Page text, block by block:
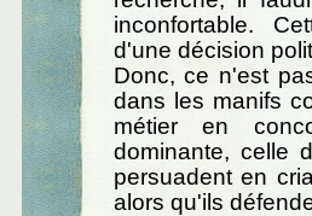
inconfortable.
d'une décision
Donc, ce n'est
dans les manifs
métier en
dominante, celle
persuadent en
alors qu'ils